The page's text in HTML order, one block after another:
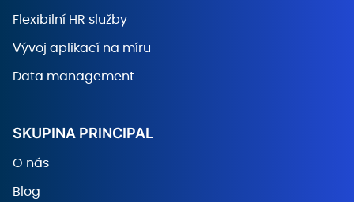
Flexibilní HR služby
Vývoj aplikací na míru
Data management
SKUPINA PRINCIPAL
O nás
Blog